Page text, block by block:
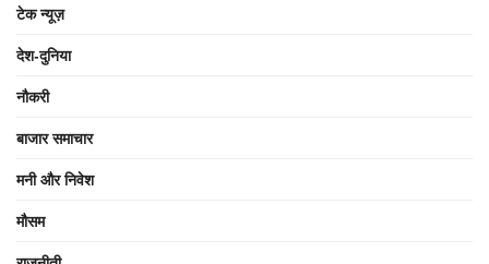
टेक न्यूज़
देश-दुनिया
नौकरी
बाजार समाचार
मनी और निवेश
मौसम